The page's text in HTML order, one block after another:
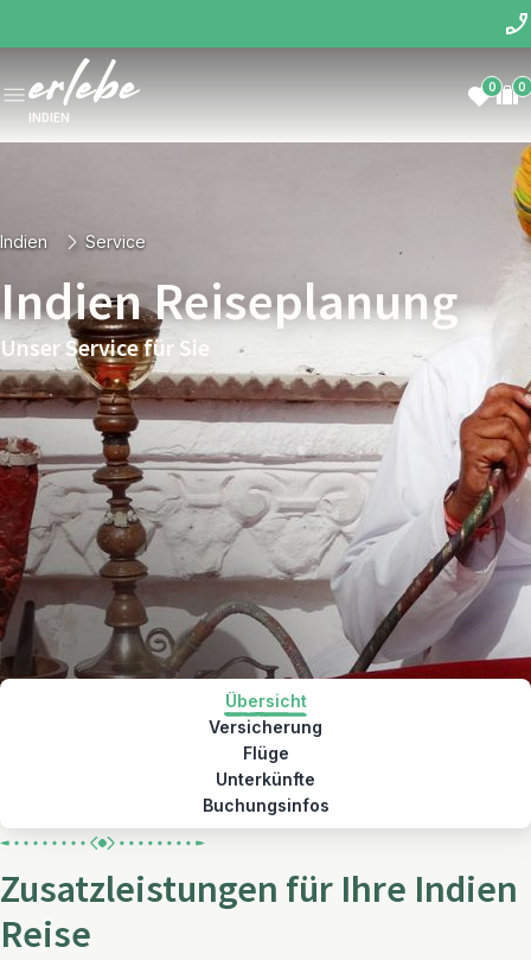
INDIEN
0 0
Indien Service
Indien Reiseplanung
Unser Service für Sie
Übersicht
Versicherung
Flüge
Unterkünfte
Buchungsinfos
Zusatzleistungen für Ihre Indien
Reise